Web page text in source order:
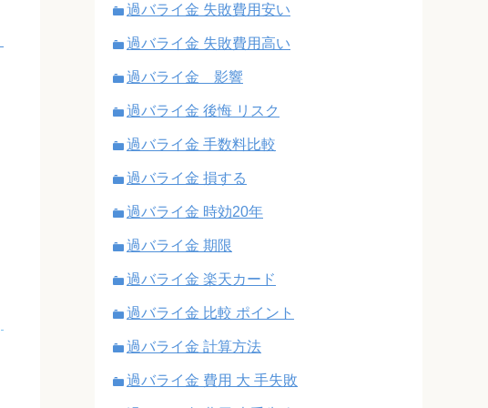
過バライ金 失敗費用安い
過バライ金 失敗費用高い
過バライ金 影響
過バライ金 後悔 リスク
過バライ金 手数料比較
過バライ金 損する
過バライ金 時効20年
過バライ金 期限
過バライ金 楽天カード
過バライ金 比較 ポイント
過バライ金 計算方法
過バライ金 費用 大 手失敗